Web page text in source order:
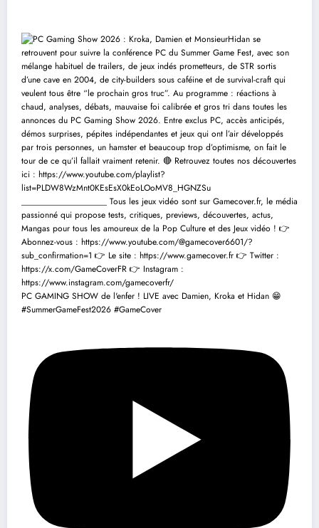
PC GAMING SHOW de l'enfer ! LIVE avec Damien, Kroka et Hidan 😁
#SummerGameFest2026 #GameCover